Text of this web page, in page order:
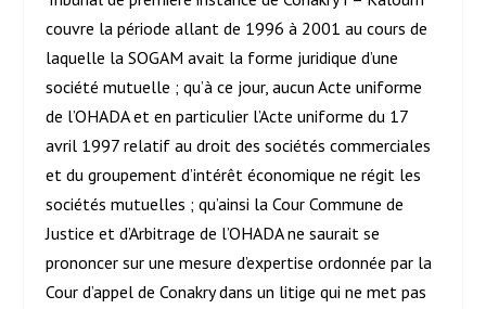
couvre la période allant de 1996 à 2001 au cours de
laquelle la SOGAM avait la forme juridique d’une
société mutuelle ; qu’à ce jour, aucun Acte uniforme
de l’OHADA et en particulier l’Acte uniforme du 17
avril 1997 relatif au droit des sociétés commerciales
et du groupement d’intérêt économique ne régit les
sociétés mutuelles ; qu’ainsi la Cour Commune de
Justice et d’Arbitrage de l’OHADA ne saurait se
prononcer sur une mesure d’expertise ordonnée par la
Cour d’appel de Conakry dans un litige qui ne met pas